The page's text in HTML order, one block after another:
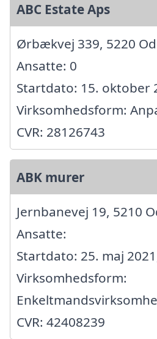
ABC Estate Aps
Ørbækvej 339, 5220
Ansatte: 0
Startdato: 15. oktober
Virksomhedsform:
CVR: 28126743
ABK murer
Jernbanevej 19, 5210
Ansatte:
Startdato: 25. maj
Virksomhedsform:
CVR: 42408239